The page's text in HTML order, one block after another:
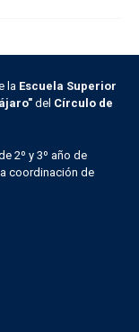
la Escuela Superior
del Círculo de
2º y 3º año de
coordinación de